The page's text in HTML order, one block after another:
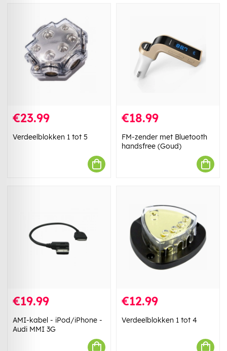
€23.99
Verdeelblokken 1 tot 5
€18.99
FM-zender met Bluetooth
handsfree (Goud)
€19.99
AMI-kabel - iPod/iPhone -
Audi MMI 3G
€12.99
Verdeelblokken 1 tot 4